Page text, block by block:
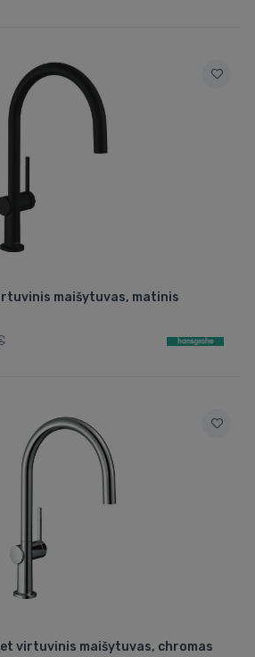
maišytuvas, matinis
virtuvinis maišytuvas, chromas